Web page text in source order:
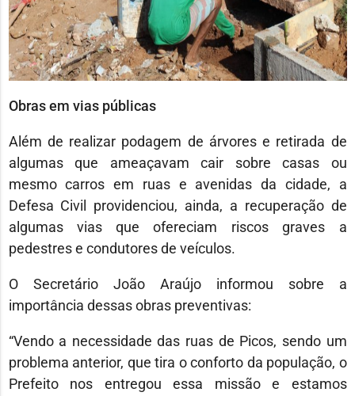
Obras em vias públicas
Além de realizar podagem de árvores e retirada de
algumas que ameaçavam cair sobre casas ou
mesmo carros em ruas e avenidas da cidade, a
Defesa Civil providenciou, ainda, a recuperação de
algumas vias que ofereciam riscos graves a
pedestres e condutores de veículos.
O Secretário João Araújo informou sobre a
importância dessas obras preventivas:
“Vendo a necessidade das ruas de Picos, sendo um
problema anterior, que tira o conforto da população, o
Prefeito nos entregou essa missão e estamos